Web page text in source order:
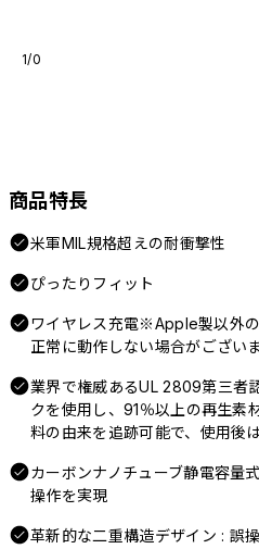
1/0
商品特長
米軍MIL規格超えの耐衝撃性
ぴったりフィット
ワイヤレス充電※Apple製以外
正常に動作しない場合がござい
業界で権威あるUL 2809第三者
クを使用し、91％以上の再生素
料の由来を追跡可能で、使用後
カーボンナノチューブ静電容量
操作を実現
革新的な二重構造デザイン : 誤